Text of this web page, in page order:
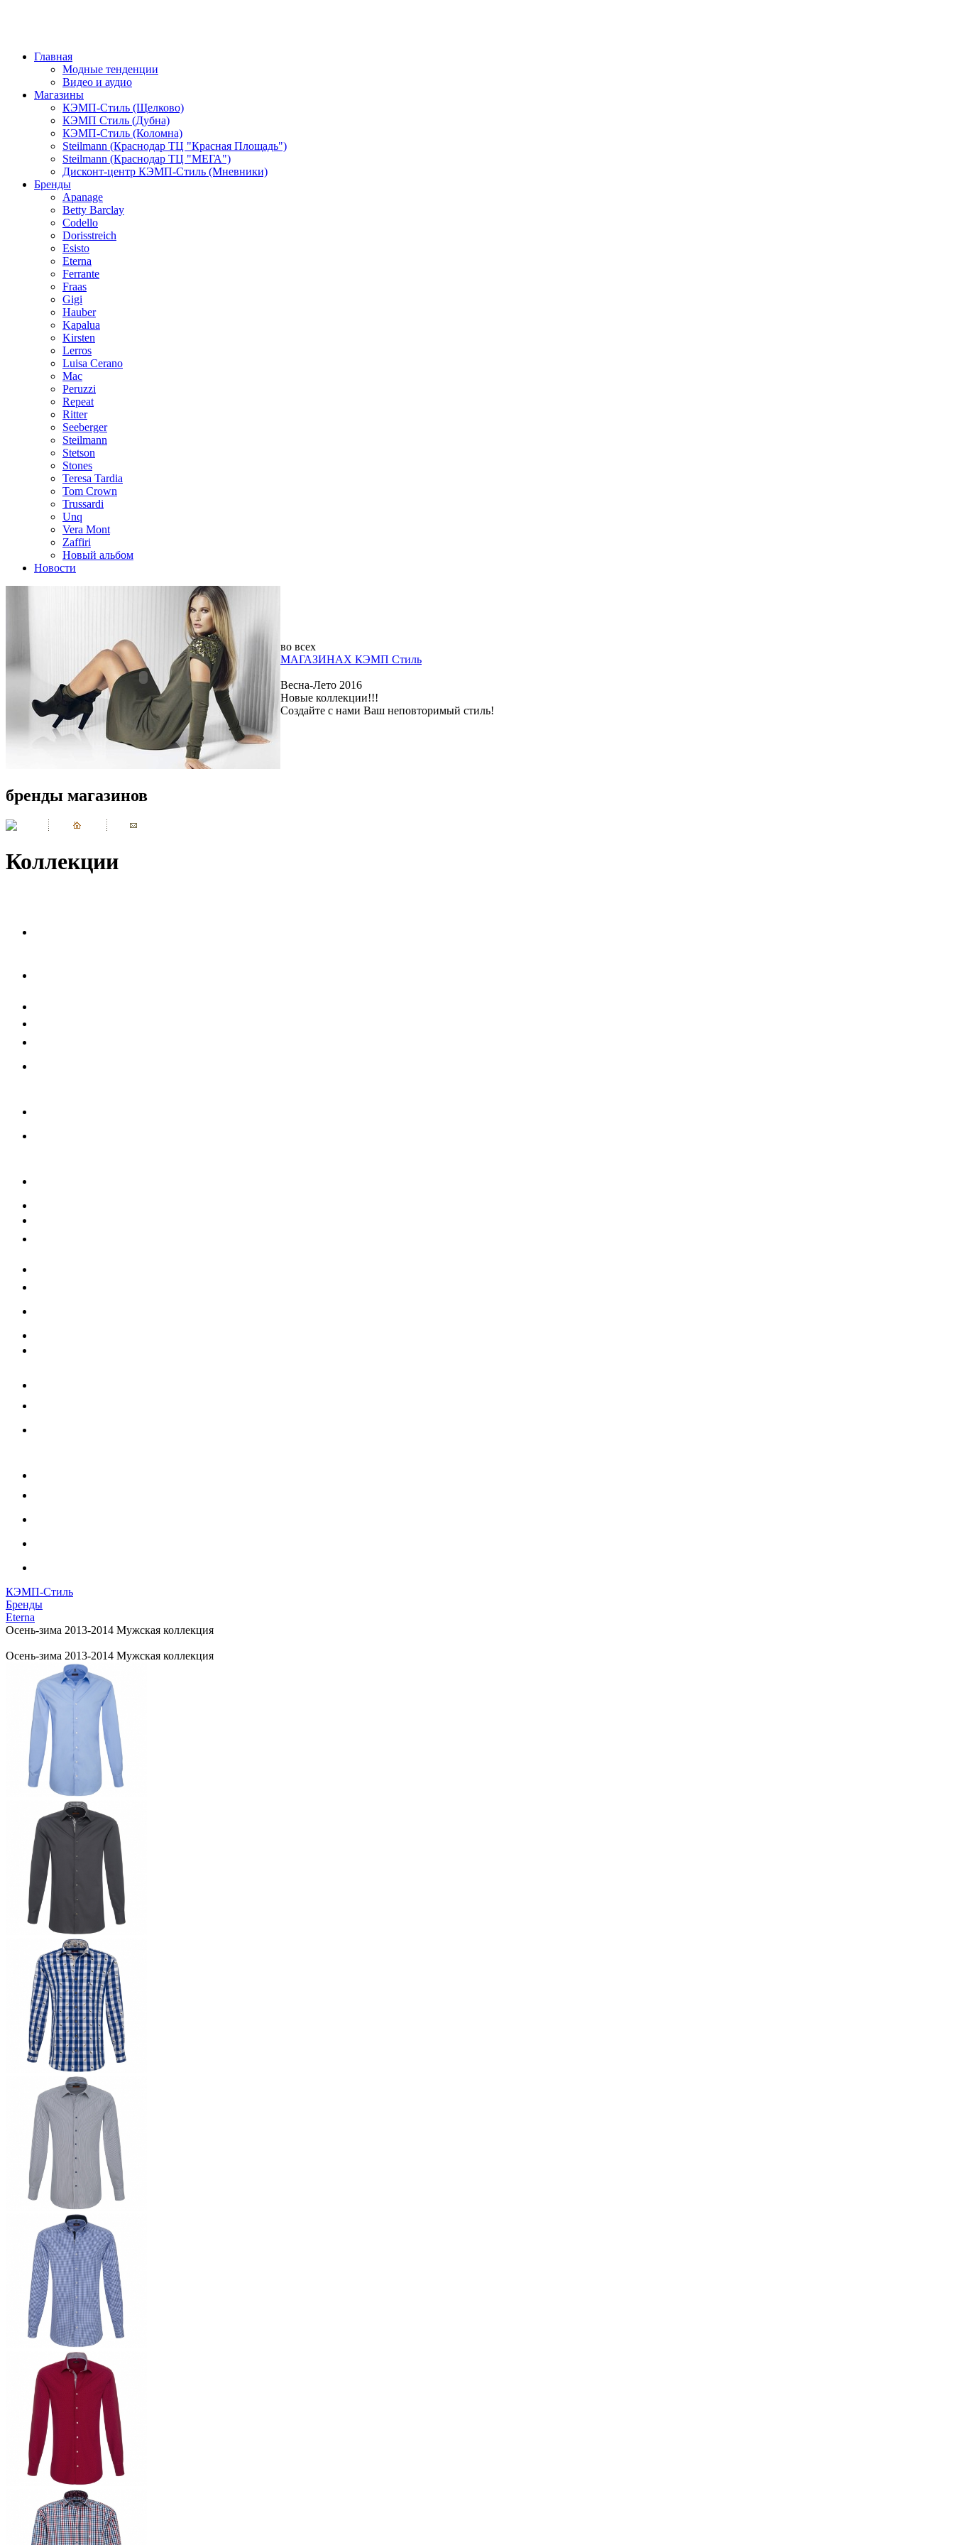
Главная
Модные тенденции
Видео и аудио
Магазины
КЭМП-Стиль (Щелково)
КЭМП Стиль (Дубна)
КЭМП-Стиль (Коломна)
Steilmann (Краснодар ТЦ "Красная Площадь")
Steilmann (Краснодар ТЦ "МЕГА")
Дисконт-центр КЭМП-Стиль (Мневники)
Бренды
Apanage
Betty Barclay
Codello
Dorisstreich
Esisto
Eterna
Ferrante
Fraas
Gigi
Hauber
Kapalua
Kirsten
Lerros
Luisa Cerano
Mac
Peruzzi
Repeat
Ritter
Seeberger
Steilmann
Stetson
Stones
Teresa Tardia
Tom Crown
Trussardi
Unq
Vera Mont
Zaffiri
Новый альбом
Новости
во всех
МАГАЗИНАХ КЭМП Стиль
Весна-Лето 2016
Новые коллекции!!!
Создайте с нами Ваш неповторимый стиль!
бренды магазинов
Коллекции
КЭМП-Стиль
Бренды
Eterna
Осень-зима 2013-2014 Мужская коллекция
Осень-зима 2013-2014 Мужская коллекция